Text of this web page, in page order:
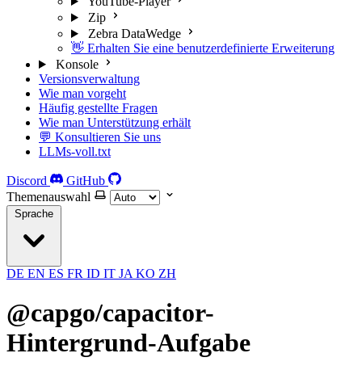
Zip
Zebra DataWedge
👋 Erhalten Sie eine benutzerdefinierte Erweiterung
Konsole
Versionsverwaltung
Wie man vorgeht
Häufig gestellte Fragen
Wie man Unterstützung erhält
💬 Konsultieren Sie uns
LLMs-voll.txt
Discord
GitHub
Themenauswahl
Sprache
DE EN ES FR ID IT JA KO ZH
@capgo/capacitor-
Hintergrund-Aufgabe